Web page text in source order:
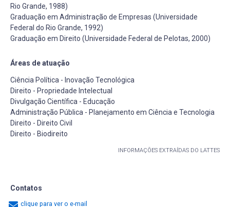
Rio Grande, 1988)
Graduação em Administração de Empresas (Universidade
Federal do Rio Grande, 1992)
Graduação em Direito (Universidade Federal de Pelotas, 2000)
Áreas de atuação
Ciência Política - Inovação Tecnológica
Direito - Propriedade Intelectual
Divulgação Científica - Educação
Administração Pública - Planejamento em Ciência e Tecnologia
Direito - Direito Civil
Direito - Biodireito
INFORMAÇÕES EXTRAÍDAS DO LATTES
Contatos
clique para ver o e-mail